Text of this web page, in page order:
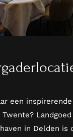
een
in Delden is